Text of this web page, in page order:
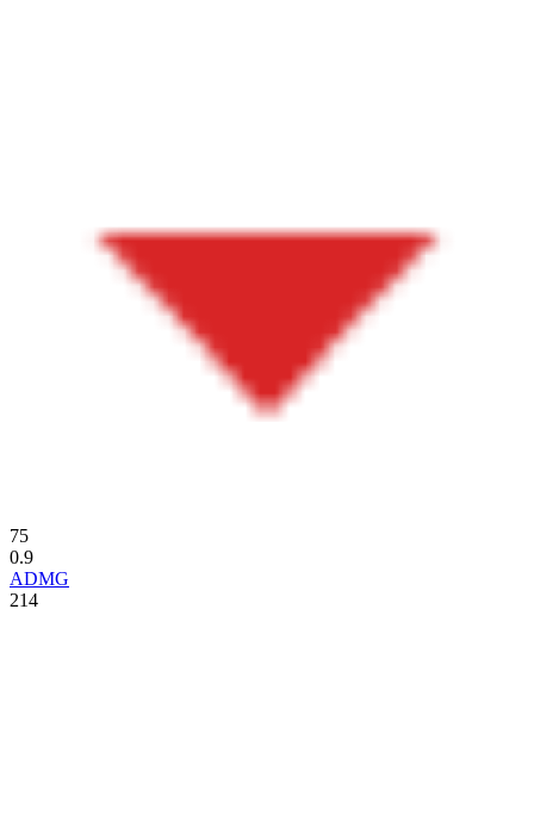
75
0.9
ADMG
214